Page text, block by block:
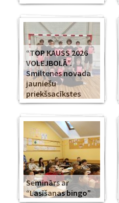
“TOP KAUSS 2026
VOLEJBOLĀ”.
Smiltenes novada
jauniešu
priekšsacīkstes
Seminārs ar
“Lasīšanas bingo”